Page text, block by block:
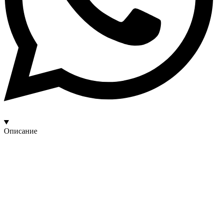
Описание